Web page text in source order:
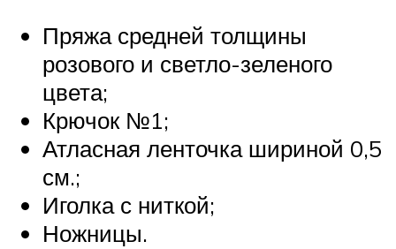
Пряжа средней толщины
розового и светло-зеленого
цвета;
Крючок №1;
Атласная ленточка шириной 0,5
см.;
Иголка с ниткой;
Ножницы.